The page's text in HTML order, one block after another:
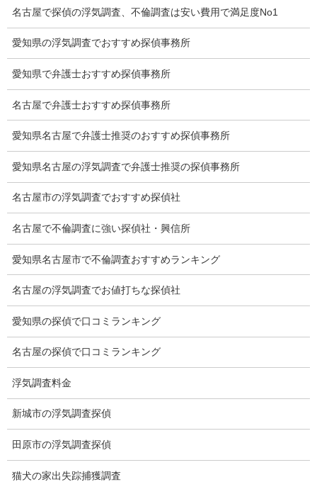
調査プランのご依頼の割合
慰謝料の相場
離婚手続
探偵社の要点
有責配偶者からの離婚
浮気をする人
探偵社の選び方
浮気度チェック
会社案内
損害保険調査
会社沿革
プライバシーポリシー
探偵業法
法令遵守
名古屋で探偵の浮気調査、不倫調査は安い費用で満足度No1
愛知県の浮気調査でおすすめ探偵事務所
愛知県で弁護士おすすめ探偵事務所
名古屋で弁護士おすすめ探偵事務所
愛知県名古屋で弁護士推奨のおすすめ探偵事務所
愛知県名古屋の浮気調査で弁護士推奨の探偵事務所
名古屋市の浮気調査でおすすめ探偵社
名古屋で不倫調査に強い探偵社・興信所
愛知県名古屋市で不倫調査おすすめランキング
名古屋の浮気調査でお値打ちな探偵社
愛知県の探偵で口コミランキング
名古屋の探偵で口コミランキング
浮気調査料金
新城市の浮気調査探偵
田原市の浮気調査探偵
猫犬の家出失踪捕獲調査